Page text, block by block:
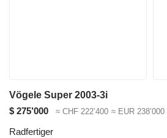
Vögele Super 2003-3i
$ 275’000
≈ CHF 222’400 ≈ EUR 238’000
Radfertiger